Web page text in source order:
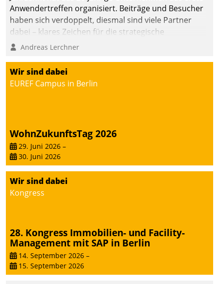
Anwendertreffen organisiert. Beiträge und Besucher
haben sich verdoppelt, diesmal sind viele Partner
dabei – klares Zeichen für die strategische
Fokussierung auf den Kunden.
Andreas Lerchner
Wir sind dabei
EUREF Campus in Berlin
WohnZukunftsTag 2026
29. Juni 2026 –
30. Juni 2026
Wir sind dabei
Kongress
28. Kongress Immobilien- und Facility-
Management mit SAP in Berlin
14. September 2026 –
15. September 2026